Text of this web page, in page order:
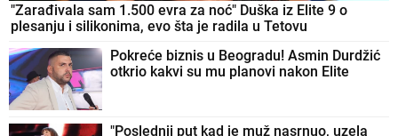
"Zarađivala sam 1.500 evra za noć" Duška iz Elite 9 o
plesanju i silikonima, evo šta je radila u Tetovu
Pokreće biznis u Beogradu! Asmin Durdžić
otkrio kakvi su mu planovi nakon Elite
"Poslednji put kad je muž nasrnuo, uzela